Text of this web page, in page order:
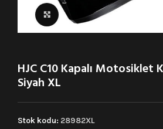
Click to enlarge
HJC C10 Kapalı Motosiklet
Siyah XL
Stok kodu: 28982XL